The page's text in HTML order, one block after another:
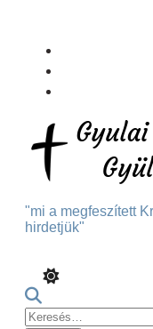
Content
"mi a megfeszített
hirdetjük"
Keresés: